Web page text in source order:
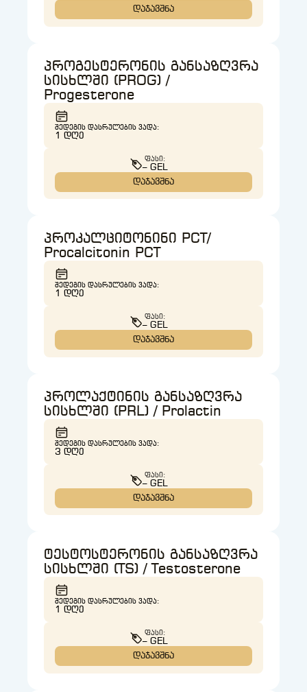
დაჯავშნა
პროგესტერონის განსაზღვრა
სისხლში (PROG) /
Progesterone
ᲨᲔᲓᲔᲒᲘᲡ ᲓᲐᲡᲠᲣᲚᲔᲑᲘᲡ ᲕᲐᲓᲐ:
1 ᲓᲦᲔ
ᲤᲐᲡᲘ:
– GEL
დაჯავშნა
პროკალციტონინი PCT/
Procalcitonin PCT
ᲨᲔᲓᲔᲒᲘᲡ ᲓᲐᲡᲠᲣᲚᲔᲑᲘᲡ ᲕᲐᲓᲐ:
1 ᲓᲦᲔ
ᲤᲐᲡᲘ:
– GEL
დაჯავშნა
პროლაქტინის განსაზღვრა
სისხლში (PRL) / Prolactin
ᲨᲔᲓᲔᲒᲘᲡ ᲓᲐᲡᲠᲣᲚᲔᲑᲘᲡ ᲕᲐᲓᲐ:
3 ᲓᲦᲔ
ᲤᲐᲡᲘ:
– GEL
დაჯავშნა
ტესტოსტერონის განსაზღვრა
სისხლში (TS) / Testosterone
ᲨᲔᲓᲔᲒᲘᲡ ᲓᲐᲡᲠᲣᲚᲔᲑᲘᲡ ᲕᲐᲓᲐ:
1 ᲓᲦᲔ
ᲤᲐᲡᲘ:
– GEL
დაჯავშნა